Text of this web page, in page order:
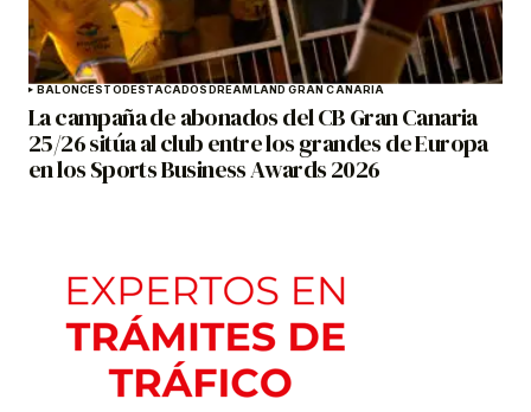
BALONCESTODESTACADOSDREAMLAND GRAN CANARIA
La campaña de abonados del CB Gran Canaria
25/26 sitúa al club entre los grandes de Europa
en los Sports Business Awards 2026